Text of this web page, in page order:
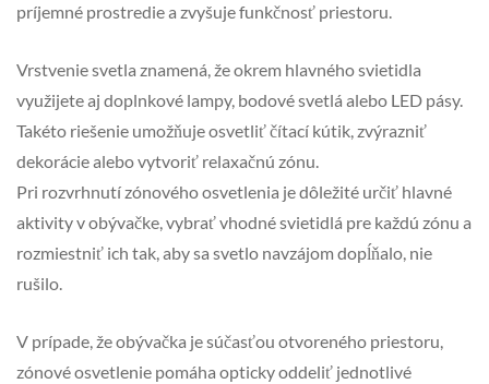
príjemné prostredie a zvyšuje funkčnosť priestoru.
Vrstvenie svetla znamená, že okrem hlavného svietidla
využijete aj doplnkové lampy, bodové svetlá alebo LED pásy.
Takéto riešenie umožňuje osvetliť čítací kútik, zvýrazniť
dekorácie alebo vytvoriť relaxačnú zónu.
Pri rozvrhnutí zónového osvetlenia je dôležité určiť hlavné
aktivity v obývačke, vybrať vhodné svietidlá pre každú zónu a
rozmiestniť ich tak, aby sa svetlo navzájom dopĺňalo, nie
rušilo.
V prípade, že obývačka je súčasťou otvoreného priestoru,
zónové osvetlenie pomáha opticky oddeliť jednotlivé